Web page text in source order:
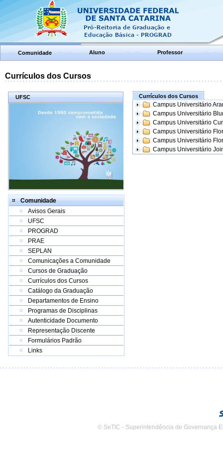
Comunidade Aluno Professor
Currículos dos Cursos
UFSC
Comunidade
Avisos Gerais
UFSC
PROGRAD
PRAE
SEPLAN
Comunicações a Comunidade
Cursos de Graduação
Currículos dos Cursos
Catálogo da Graduação
Departamentos de Ensino
Programas de Disciplinas
Autenticidade Documento
Representação Discente
Formulários Padrão
Links
Currículos dos Cursos
Campus Universitário
Campus Universitário
Campus Universitário
Campus Universitário
Campus Universitário
Campus Universitário
© SeTIC - Superintendência de Governança